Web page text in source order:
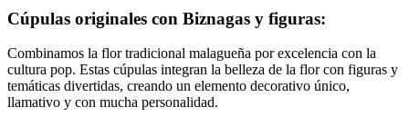
Cúpulas originales con Biznagas y figuras:
Combinamos la flor tradicional malagueña por excelencia con la
cultura pop. Estas cúpulas integran la belleza de la flor con figuras y
temáticas divertidas, creando un elemento decorativo único,
llamativo y con mucha personalidad.